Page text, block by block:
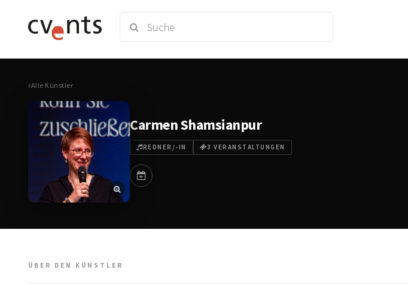
Alle Künstler
Carmen Shamsianpur
REDNER/-IN 3 VERANSTALTUNGEN
ÜBER DEN KÜNSTLER